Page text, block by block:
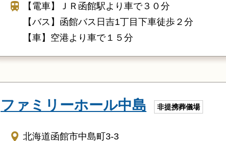
【電車】ＪＲ函館駅より車で３０分
【バス】函館バス日吉1丁目下車徒歩２分
【車】空港より車で１５分
ファミリーホール中島 非提携葬儀場
北海道函館市中島町3-3